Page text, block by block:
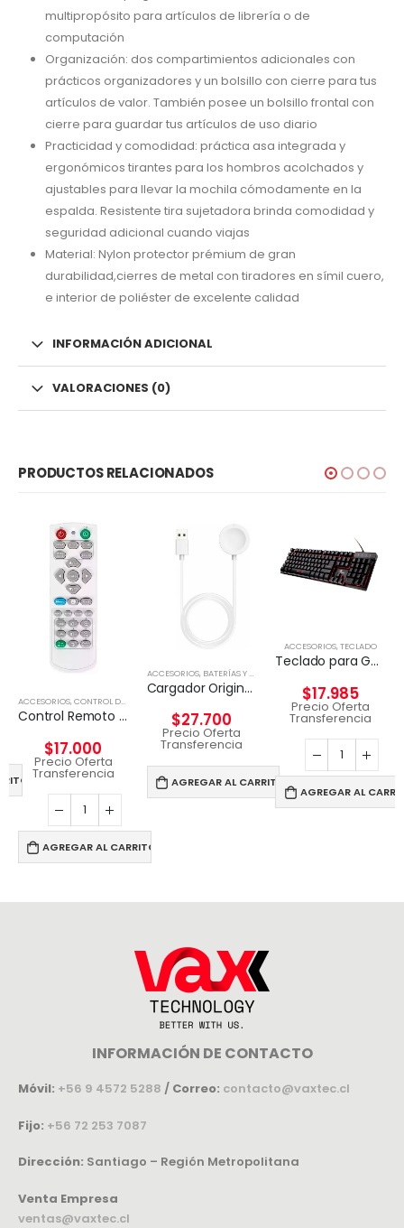
multipropósito para artículos de librería o de
computación
Organización: dos compartimientos adicionales con
prácticos organizadores y un bolsillo con cierre para tus
artículos de valor. También posee un bolsillo frontal con
cierre para guardar tus artículos de uso diario
Practicidad y comodidad: práctica asa integrada y
ergonómicos tirantes para los hombros acolchados y
ajustables para llevar la mochila cómodamente en la
espalda. Resistente tira sujetadora brinda comodidad y
seguridad adicional cuando viajas
Material: Nylon protector prémium de gran
durabilidad,cierres de metal con tiradores en símil cuero,
e interior de poliéster de excelente calidad
INFORMACIÓN ADICIONAL
VALORACIONES (0)
PRODUCTOS RELACIONADOS
ACCESORIOS,CONTROL DE TV Y PROYECTOR
Control Remoto Proyector Viewsonic Q-3101, Pt5075, Px702hd
$17.000
Precio Oferta
Transferencia
AGREGAR AL CARRITO
ACCESORIOS, BATERÍAS Y CARGADORES
Cargador Original Magnético Apple Watch Genuino 1 Metro
$27.700
Precio Oferta
Transferencia
AGREGAR AL CARRITO
ACCESORIOS,TECLADO
Teclado para Gaming Xtech XTK-520S – Tri-color
$17.985
Precio Oferta
Transferencia
AGREGAR AL
INFORMACIÓN DE CONTACTO
Móvil: +56 9 4572 5288 / Correo: contacto@vaxtec.cl
Fijo: +56 72 253 7087
Dirección: Santiago – Región Metropolitana
Venta Empresa
ventas@vaxtec.cl